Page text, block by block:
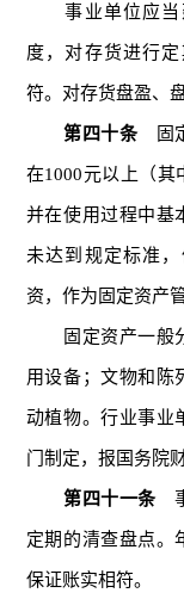
事业单位应当
度，对存货进行
符。对存货盘盈、
第四十条固定
在1000元以上（其
并在使用过程中基
未达到规定标准
资，作为固定资产管
固定资产一般分
用设备；文物和陈
动植物。行业事业
门制定，报国务院
第四十一条事
定期的清查盘点。
保证账实相符。